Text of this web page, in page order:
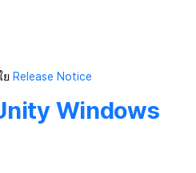
ย Release Notice
Windows